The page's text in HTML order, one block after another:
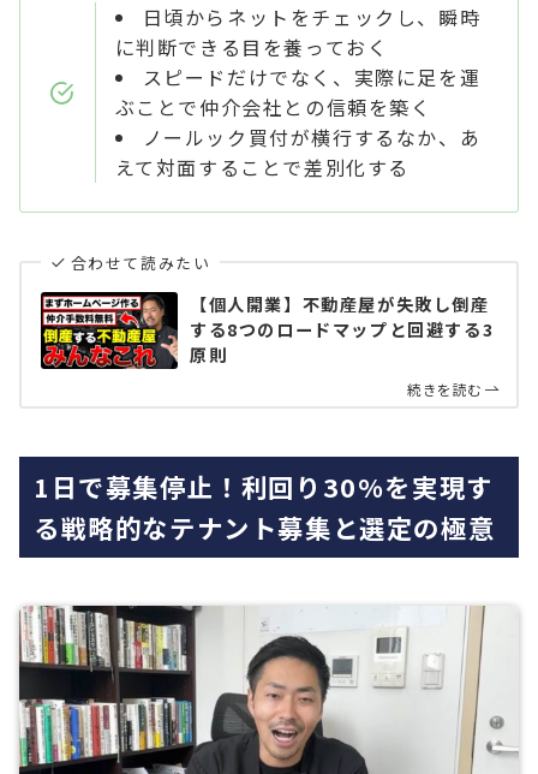
日頃からネットをチェックし、瞬時
に判断できる目を養っておく
スピードだけでなく、実際に足を運
ぶことで仲介会社との信頼を築く
ノールック買付が横行するなか、あ
えて対面することで差別化する
合わせて読みたい
【個人開業】不動産屋が失敗し倒産
する8つのロードマップと回避する3
原則
続きを読む
1日で募集停止！利回り30%を実現す
る戦略的なテナント募集と選定の極意